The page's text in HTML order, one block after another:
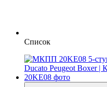
Список